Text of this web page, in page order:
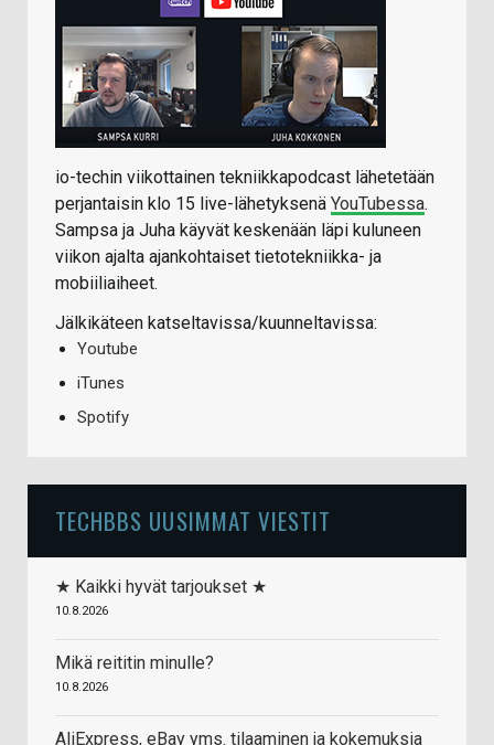
io-techin viikottainen tekniikkapodcast lähetetään
perjantaisin klo 15 live-lähetyksenä YouTubessa.
Sampsa ja Juha käyvät keskenään läpi kuluneen
viikon ajalta ajankohtaiset tietotekniikka- ja
mobiiliaiheet.
Jälkikäteen katseltavissa/kuunneltavissa:
Youtube
iTunes
Spotify
TECHBBS UUSIMMAT VIESTIT
★ Kaikki hyvät tarjoukset ★
10.8.2026
Mikä reititin minulle?
10.8.2026
AliExpress, eBay yms. tilaaminen ja kokemuksia